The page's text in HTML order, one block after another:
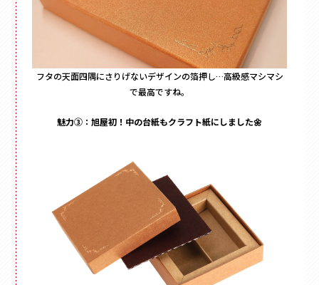
フタの天面四隅にさりげないデザインの箔押し…高級感マシマシ
で最高ですね。
魅力③：旭屋初！中の台紙もクラフト紙にしました🌼